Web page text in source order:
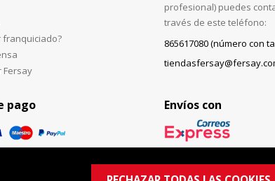
franquiciado?
Fersay
profesional) puedes
través de este teléfono:
865617080 (número con
pago Envíos con